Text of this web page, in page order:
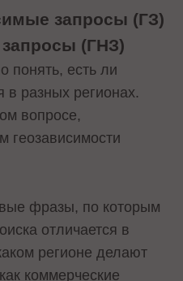
запросы (ГЗ)
(ГНЗ)
понять, есть ли
разных регионах.
вопросе,
геозависимости
фразы, по которым
отличается в
регионе делают
коммерческие